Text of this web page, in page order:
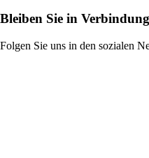
Bleiben Sie in Verbindung
Folgen Sie uns in den sozialen